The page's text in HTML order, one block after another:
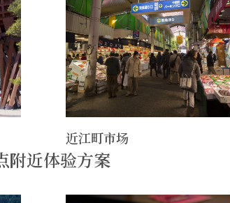
近江町市场
附近体验方案